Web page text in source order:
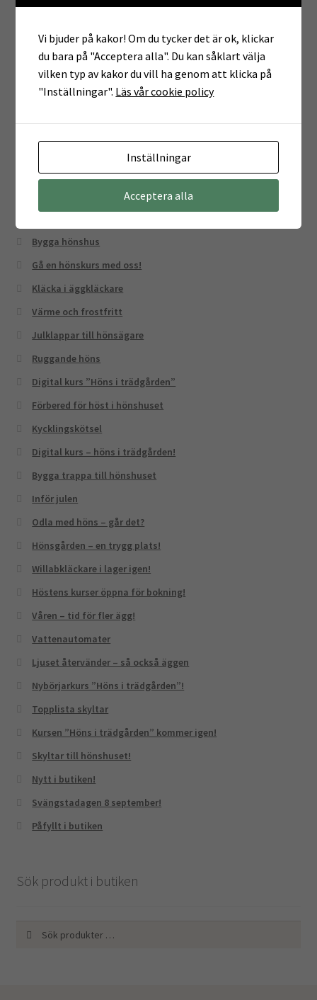
Kläcka vaktlar
Fler reservdelar till Brinsea äggkläckare
Bygg en trivsam hönsgård
Distanskurs – höns i trädgården
Kampanj – nya skyltar!
Äggförkläden – nytt i butiken!
Nytt till hönsägaren!
Bygga hönshus
Gå en hönskurs med oss!
Kläcka i äggkläckare
Värme och frostfritt
Julklappar till hönsägare
Ruggande höns
Digital kurs ”Höns i trädgården”
Förbered för höst i hönshuset
Kycklingskötsel
Digital kurs – höns i trädgården!
Bygga trappa till hönshuset
Inför julen
Odla med höns – går det?
Hönsgården – en trygg plats!
Willabkläckare i lager igen!
Höstens kurser öppna för bokning!
Våren – tid för fler ägg!
Vattenautomater
Ljuset återvänder – så också äggen
Nybörjarkurs ”Höns i trädgården”!
Topplista skyltar
Kursen ”Höns i trädgården” kommer igen!
Skyltar till hönshuset!
Nytt i butiken!
Svängstadagen 8 september!
Påfyllt i butiken
Sök produkt i butiken
Vi bjuder på kakor! Om du tycker det är ok, klickar
du bara på "Acceptera alla". Du kan såklart välja
vilken typ av kakor du vill ha genom att klicka på
"Inställningar". Läs vår cookie policy
Inställningar
Acceptera alla